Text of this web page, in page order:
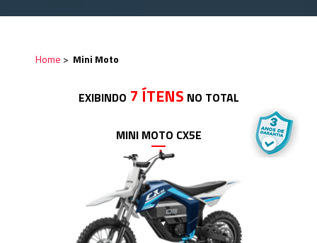
Home > Mini Moto
EXIBINDO 7 ÍTENS NO TOTAL
MINI MOTO CX5E